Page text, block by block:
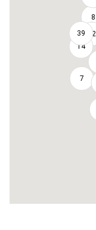
39
8
14
12
7